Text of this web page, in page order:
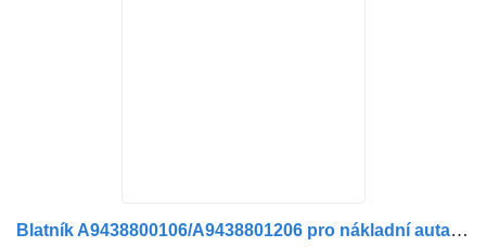
Blatník A9438800106/A9438801206 pro nákladní auta Mercedes-Benz